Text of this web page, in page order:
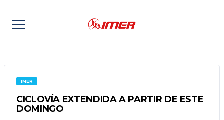
IMER
CICLOVÍA EXTENDIDA A PARTIR DE ESTE
DOMINGO